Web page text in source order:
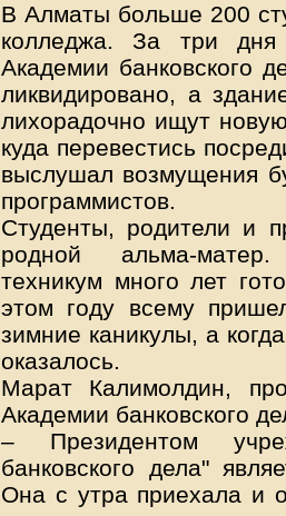
В Алматы больше 200
колледжа. За три дня
Академии банковского
ликвидировано, а
лихорадочно ищут
куда перевестись
выслушал возмущения
программистов.
Студенты, родители и
родной альма-матер.
техникум много лет
этом году всему
зимние каникулы, а
оказалось.
Марат Калимолдин,
Академии банковского
– Президентом
банковского дела"
Она с утра приехала и